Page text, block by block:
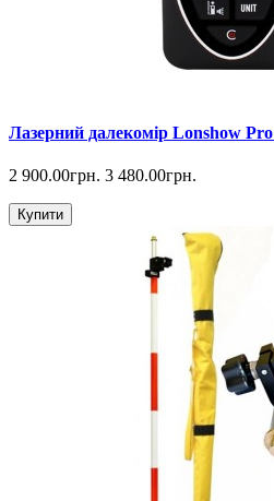
Лазерний далекомір Lonshow
2 900.00грн. 3 480.00грн.
Купити